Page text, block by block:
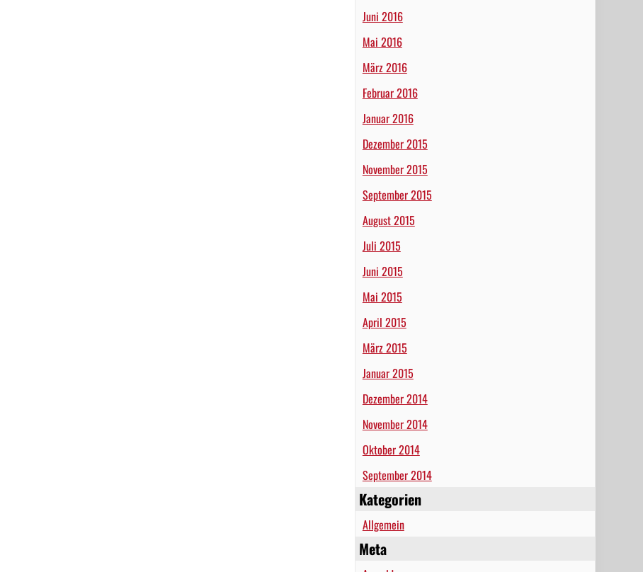
Juni 2016
Mai 2016
März 2016
Februar 2016
Januar 2016
Dezember 2015
November 2015
September 2015
August 2015
Juli 2015
Juni 2015
Mai 2015
April 2015
März 2015
Januar 2015
Dezember 2014
November 2014
Oktober 2014
September 2014
Kategorien
Allgemein
Meta